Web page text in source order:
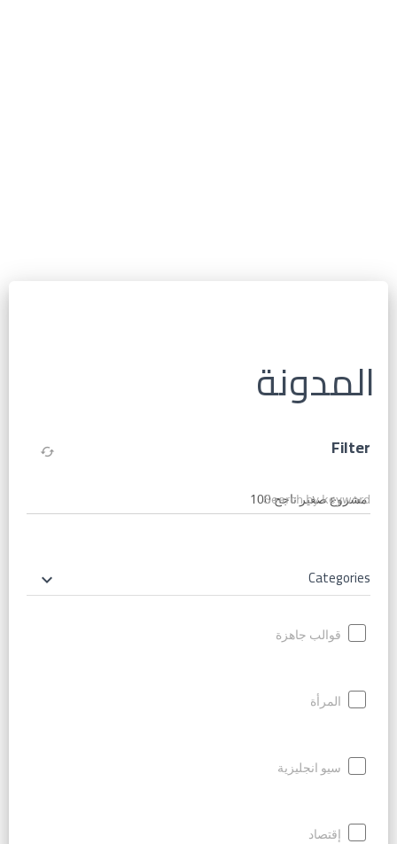
المدونة
Filter
cached
Search by keyword
Categories
keyboard_arrow_down
قوالب جاهزة
المرأة
سيو انجليزية
إقتصاد